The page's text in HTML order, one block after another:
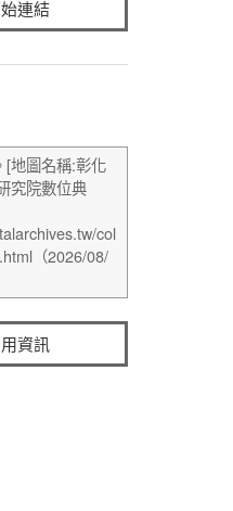
連結
資訊